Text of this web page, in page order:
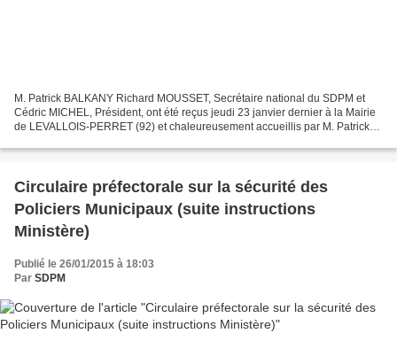
M. Patrick BALKANY Richard MOUSSET, Secrétaire national du SDPM et
Cédric MICHEL, Président, ont été reçus jeudi 23 janvier dernier à la Mairie
de LEVALLOIS-PERRET (92) et chaleureusement accueillis par M. Patrick
Circulaire préfectorale sur la sécurité des
Policiers Municipaux (suite instructions
Ministère)
Publié le 26/01/2015 à 18:03
Par SDPM